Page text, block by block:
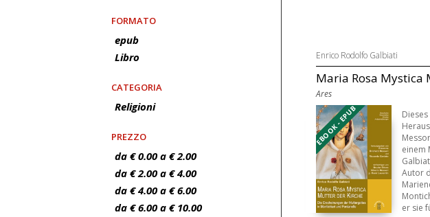
FORMATO
epub
Libro
CATEGORIA
Religioni
PREZZO
da € 0.00 a € 2.00
da € 2.00 a € 4.00
da € 4.00 a € 6.00
da € 6.00 a € 10.00
Enrico Rodolfo Galbiati
Maria Rosa Mystica
Ares
EBOOK - EPUB
einem
Autor
er sie